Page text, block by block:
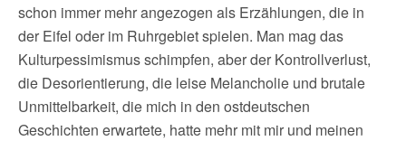
schon immer mehr angezogen als Erzählungen, die in
der Eifel oder im Ruhrgebiet spielen. Man mag das
Kulturpessimismus schimpfen, aber der Kontrollverlust,
die Desorientierung, die leise Melancholie und brutale
Unmittelbarkeit, die mich in den ostdeutschen
Geschichten erwartete, hatte mehr mit mir und meinen